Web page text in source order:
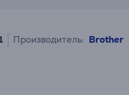
Производитель: Brother